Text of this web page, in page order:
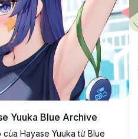
Yuuka Blue Archive
Hayase Yuuka từ Blue